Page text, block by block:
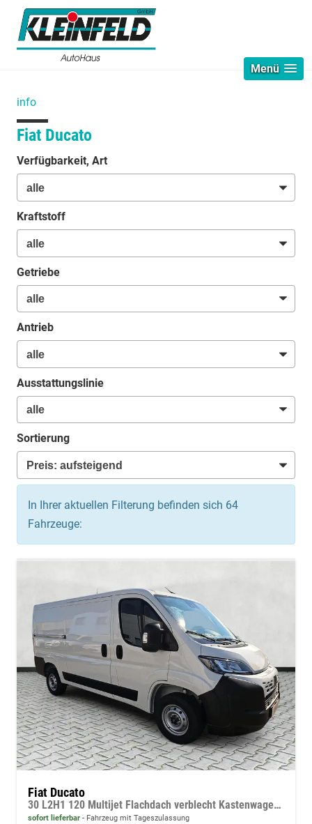
Menü
info
Fiat Ducato
Verfügbarkeit, Art
Kraftstoff
Getriebe
Antrieb
Ausstattungslinie
Sortierung
In Ihrer aktuellen Filterung befinden sich 64
Fahrzeuge:
Fiat Ducato
30 L2H1 120 Multijet Flachdach verblecht Kastenwagen 3T Diesel MT
sofort lieferbar Fahrzeug mit Tageszulassung